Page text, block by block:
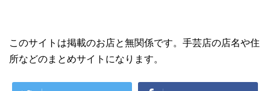
このサイトは掲載のお店と無関係です。手芸店の店名や住
所などのまとめサイトになります。